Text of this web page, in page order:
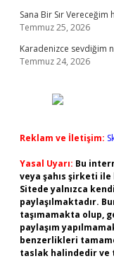
Sana Bir Sır Vereceğim
Temmuz 25, 2026
Karadenizce sevdiğim
Temmuz 24, 2026
Reklam ve İletişim:
Yasal Uyarı: Bu
veya şahıs şirketi
Sitede yalnızca
paylaşılmaktadır.
taşımamakta olup,
paylaşım
benzerlikleri
taslak halindedir ve